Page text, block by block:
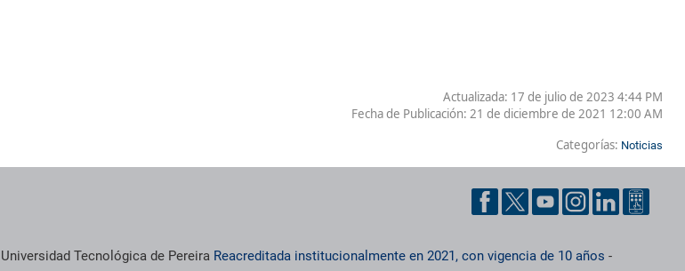
Actualizada: 17 de julio de 2023 4:44 PM
Fecha de Publicación: 21 de diciembre de 2021 12:00 AM
Categorías: Noticias
Universidad Tecnológica de Pereira Reacreditada institucionalmente en 2021, con vigencia de 10 años -